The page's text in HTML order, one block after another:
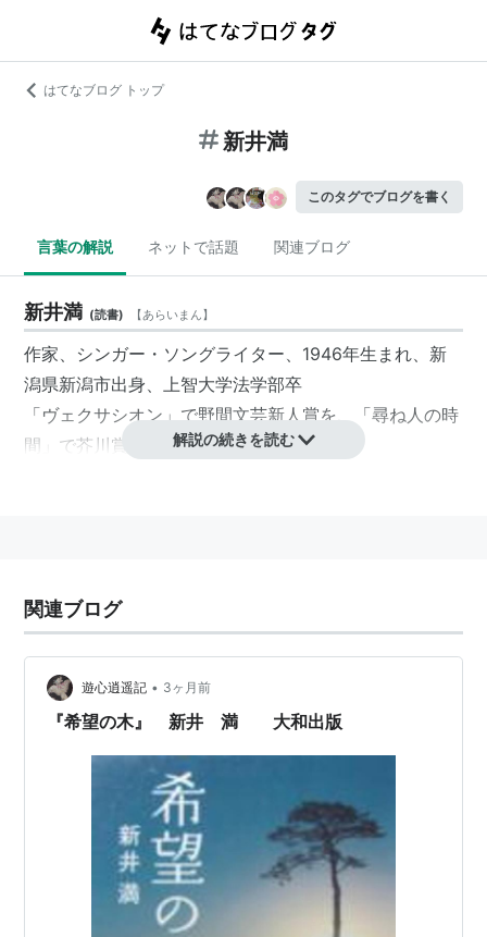
はてなブログ トップ
新井満
このタグでブログを書く
言葉の解説 ネットで話題 関連ブログ
新井満 (読書) 【あらいまん】
作家、シンガー・ソングライター、1946年生まれ、新
潟県新潟市出身、上智大学法学部卒
「ヴェクサシオン」で野間文芸新人賞を、「尋ね人の時
間」で芥川賞を受賞
ISBN:4167543028
ISBN:4163104003
尋ね人の時間（1988）
ISBN:416754301X
カフカの外套（1991）
朝のパンセ（1993） ISBN:4484922207
エッフェル塔の黒猫（1999）ISBN:4062096609
星になったサン=テグジュペリ（2000）
ISBN:4890361065
黒い傷のある部屋（2000）
解説の続きを読む
関連ブログ
遊心逍遥記 • 3ヶ月前
『希望の木』 新井 満 大和出版